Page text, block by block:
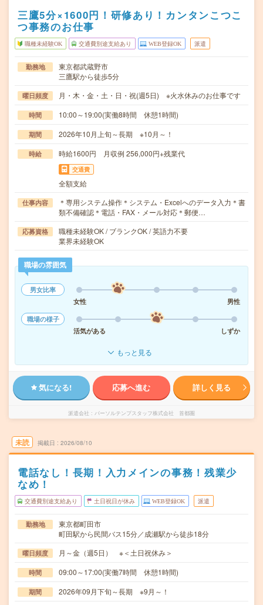
三鷹5分×1600円！研修あり！カンタンこつこ
つ事務のお仕事
職種未経験OK 交通費別途支給あり WEB登録OK 派遣
勤務地
東京都武蔵野市
三鷹駅から徒歩5分
曜日頻度 月・木・金・土・日・祝(週5日) ※火水休みのお仕事です
時間 10:00～19:00(実働8時間 休憩1時間)
期間 2026年10月上旬～長期 ※10月～！
時給 時給1600円 月収例 256,000円+残業代
交通費
全額支給
仕事内容
＊専用システム操作＊システム・Excelへのデータ入力＊書
類不備確認＊電話・FAX・メール対応＊郵便…
応募資格
職種未経験OK / ブランクOK / 英語力不要
業界未経験OK
職場の雰囲気
男女比率
女性
男性
職場の様子
活気がある
しずか
もっと見る
気になる! 応募へ進む 詳しく見る
派遣会社 パーソルテンプスタッフ株式会社 首都圏
未読 掲載日 2026/08/10
電話なし！長期！入力メインの事務！残業少
なめ！
交通費別途支給あり 土日祝日が休み WEB登録OK 派遣
勤務地
東京都町田市
町田駅から民間バス15分／成瀬駅から徒歩18分
曜日頻度 月～金（週5日） ※＜土日祝休み＞
時間 09:00～17:00(実働7時間 休憩1時間)
期間 2026年09月下旬～長期 ※9月～！